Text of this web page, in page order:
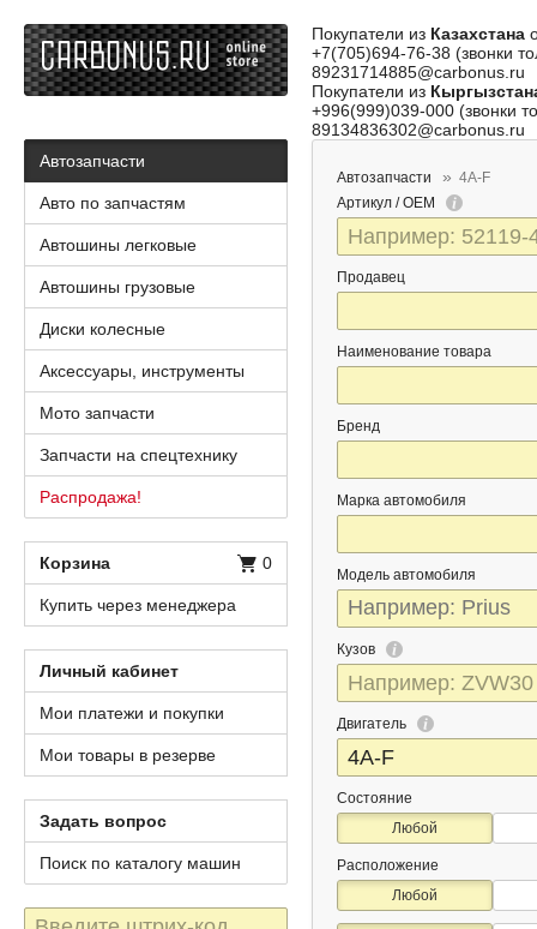
Покупатели из Казахстана
+7(705)694-76-38 (звонки
89231714885@carbonus.ru
Покупатели из
+996(999)039-000 (звонки
89134836302@carbonus.ru
Автозапчасти
4A-F
Артикул / OEM
Продавец
Наименование товара
Бренд
Марка автомобиля
Модель автомобиля
Кузов
Двигатель
Состояние
Любой
Расположение
Любой
Автозапчасти
Авто по запчастям
Автошины легковые
Автошины грузовые
Диски колесные
Аксессуары, инструменты
Мото запчасти
Запчасти на спецтехнику
Распродажа!
Корзина 0
Купить через менеджера
Личный кабинет
Мои платежи и покупки
Мои товары в резерве
Задать вопрос
Поиск по каталогу машин
Штрих-